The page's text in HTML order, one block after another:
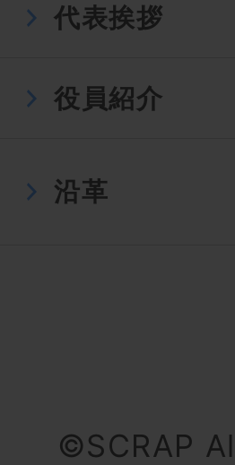
代表挨拶
役員紹介
沿革
©SCRAP